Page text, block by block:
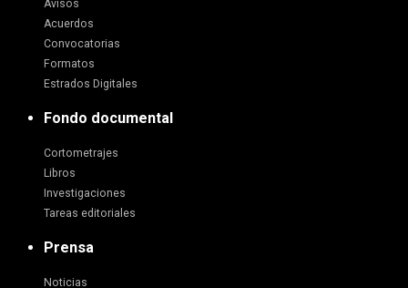
Avisos
Acuerdos
Convocatorias
Formatos
Estrados Digitales
Fondo documental
Cortometrajes
Libros
Investigaciones
Tareas editoriales
Prensa
Noticias